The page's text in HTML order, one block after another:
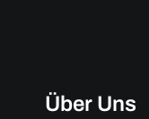
Über Uns